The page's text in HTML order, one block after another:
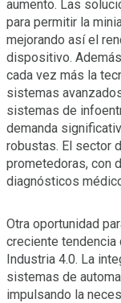
aumento. Las
para permitir la
mejorando así el
dispositivo.
cada vez más la
sistemas
sistemas de
demanda
robustas. El sector
prometedoras, con
diagnósticos
Otra oportunidad
creciente tendencia
Industria 4.0. La
sistemas de
impulsando la